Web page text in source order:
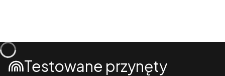
Testowane przynęty